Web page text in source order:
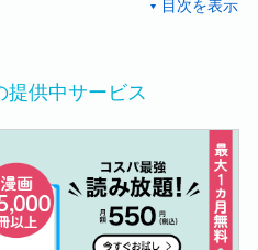
供中サービス